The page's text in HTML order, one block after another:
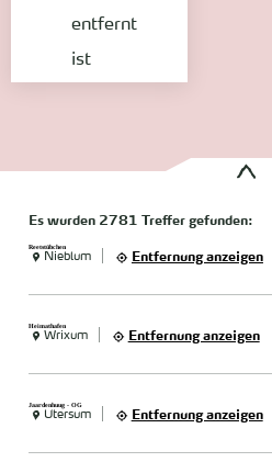
entfernt
ist
Es wurden 2781 Treffergefunden:
Reetstübchen
Nieblum Entfernung anzeigen
Heimathafen
Wrixum Entfernung anzeigen
Jaardenhuug - OG
Utersum Entfernung anzeigen